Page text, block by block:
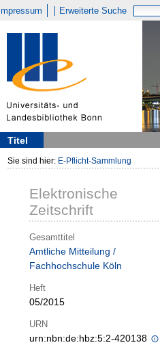
Impressum Erweiterte Suche
Titel
Sie sind hier: E-Pflicht-Sammlung
Elektronische
Zeitschrift
Gesamttitel
Amtliche Mitteilung /
Fachhochschule Köln
Heft
05/2015
URN
urn:nbn:de:hbz:5:2-420138